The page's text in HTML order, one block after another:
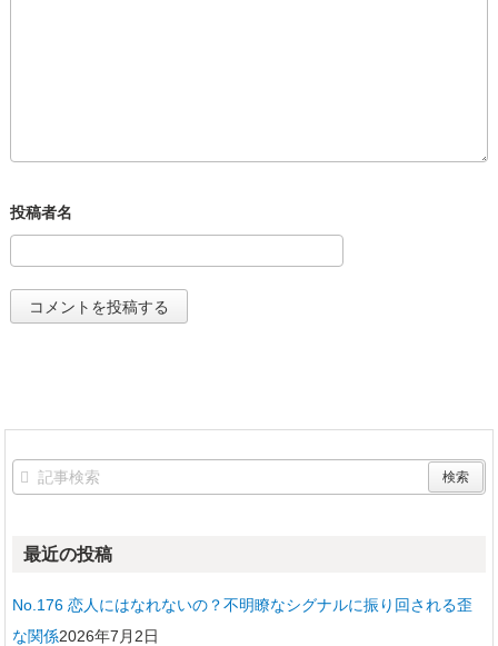
最近の投稿
No.176 恋人にはなれないの？不明瞭なシグナルに振り回される歪
な関係2026年7月2日